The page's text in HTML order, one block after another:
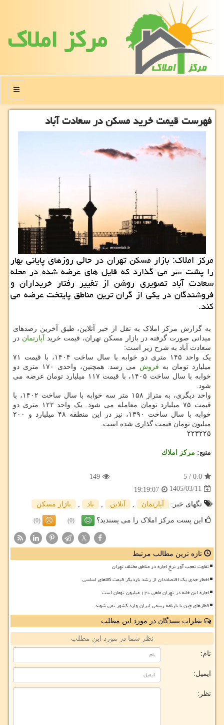
مركز املاك
منو
فهرست قیمت خرید مسکن در سعادت آباد
مرکز املاک: بازار مسکن تهران در حالی روزهای پایانی بهار
را پشت سر می گذارد که فایل های عرضه شده در محله
سعادت آباد تصویری روشن از تغییر رفتار خریداران و
فروشندگان در یکی از گران ترین مناطق پایتخت عرضه می
کند.
به گزارش مرکز املاک به نقل از خبر آنلاین، طبق آخرین رصدهای
میدانی صورت گرفته در بازار مسکن تهران، قیمت خرید
آپارتمان در
سعادت آباد به شرح زیر است:
یک واحد ۱۴۵ متری دو خوابه با سال ساخت ۱۴۰۴، با قیمت ۷۱
میلیارد تومان به فروش
می رسد. همچنین، واحدی ۱۷۰ متری دو
خوابه با سال ساخت ۱۴۰۵، با قیمت ۱۱۷ میلیارد تومان عرضه می
شود.
واحد دیگری، به متراژ ۱۵۸ متر سه خوابه با سال ساخت ۱۴۰۲، با
قیمت ۷۵ میلیارد تومان معامله می شود. یک واحد ۱۲۲ متری دو
خوابه با سال ساخت ۱۳۹۰، نیز در این منطقه ۴۸ میلیارد و ۲۰۰
میلیون تومان قیمت گذاری شده است.
۲۲۳۲۲۵
منبع: مركز املاك
0.0
/
5
149
1405/03/11
19:19:07
تگهای خبر:
آپارتمان آنلاین باد بازار مسكن
این پست مرکز املاک را می پسندید؟ (0)
(0)
X
تازه ترین مطالب مرتبط
تفاوت تعجب آور نرخ اجاره در مناطق مختلف تهران
اخطار جدی یک اقتصاددان از رشد باردیگر قیمت کالاهای اساسی
اجاره این خانه در تهران ماهی ۱۲۰ میلیون تومان است
قطارهای چین با بارنامه رسمی ایران وارد کشور نمی شوند
نظرات بینندگان در مورد این مطلب
نظر شما در مورد این مطلب
نام:
ایمیل:
نظر: